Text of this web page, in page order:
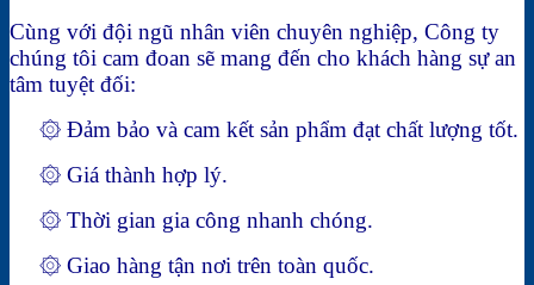
Cùng với đội ngũ nhân viên chuyên nghiệp, Công ty
chúng tôi cam đoan sẽ mang đến cho khách hàng sự an
tâm tuyệt đối:
۞ Đảm bảo và cam kết sản phẩm đạt chất lượng tốt.
۞ Giá thành hợp lý.
۞ Thời gian gia công nhanh chóng.
۞ Giao hàng tận nơi trên toàn quốc.